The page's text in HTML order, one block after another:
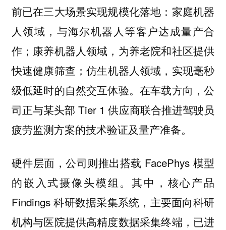
前已在三大场景实现规模化落地：家庭机器
人领域，与海尔机器人等客户达成量产合
作；康养机器人领域，为养老院和社区提供
快速健康筛查；仿生机器人领域，实现毫秒
级低延时的自然交互体验。在车载方向，公
司正与某头部 Tier 1 供应商联合推进驾驶员
疲劳监测方案的技术验证及量产准备。
硬件层面，公司则推出搭载 FacePhys 模型
的嵌入式摄像头模组。其中，核心产品
Findings 科研数据采集系统，主要面向科研
机构与医院提供高精度数据采集终端，已进